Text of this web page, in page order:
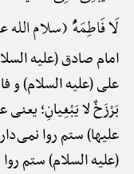
لَا فَاطِمَهًُْ (سلام
امام صادق (علیه
علی (علیه السلام) و
بَرْزَخٌ لا یَبْغِیانِ؛ یعنی
علیها) ستم روا
(علیه السلام) ستم